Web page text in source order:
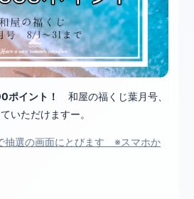
ポイント！
和屋の福くじ葉月号、
いただけますー。
選の画面にとびます ※スマホか